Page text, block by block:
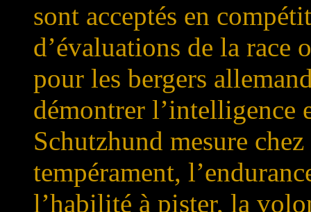
sont acceptés en
d’évaluations de la race
pour les bergers
démontrer l’intelligence
Schutzhund mesure
tempérament,
l’habilité à pister, la